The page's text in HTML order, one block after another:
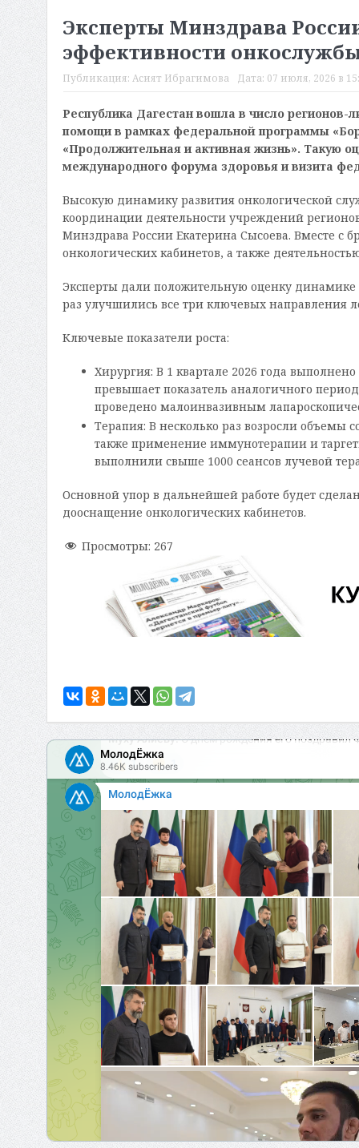
Эксперты Минздрава
эффективности
Публикация:Асият Ибрагимова Дата: 07 июля, 2026 в
Республика Дагестан вошла в число регионов-
помощи в рамках федеральной программы
«Продолжительная и активная жизнь». Такую
международного форума здоровья и визита
Высокую динамику развития онкологической
координации деятельности учреждений
Минздрава России Екатерина Сысоева. Вместе с
онкологических кабинетов, а также
Эксперты дали положительную оценку динамике
раз улучшились все три ключевых направления
Ключевые показатели роста:
Хирургия: В 1 квартале 2026 года
превышает показатель аналогичного
проведено малоинвазивным
Терапия: В несколько раз возросли объемы
также применение иммунотерапии и
выполнили свыше 1000 сеансов лучевой
Основной упор в дальнейшей работе будет
дооснащение онкологических кабинетов.
Просмотры: 267